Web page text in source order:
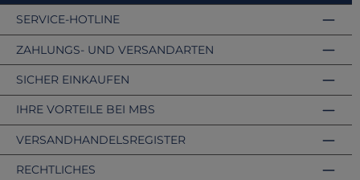
SERVICE-HOTLINE
ZAHLUNGS- UND VERSANDARTEN
VERSANDHANDELSREGISTER
SICHER EINKAUFEN
IHRE VORTEILE BEI MBS
RECHTLICHES